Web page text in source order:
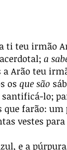
ti teu irmão
a
a Arão teu
os que são
santificá-lo;
que farão:
vestes
e a